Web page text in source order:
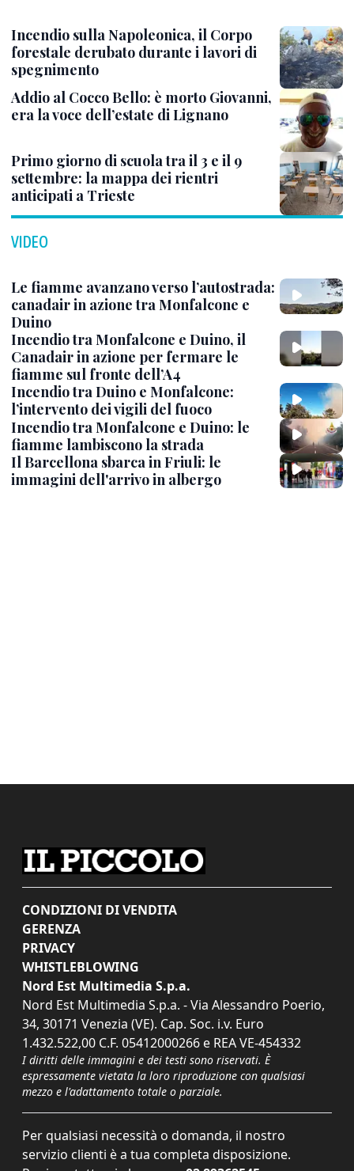
Incendio sulla Napoleonica, il Corpo
forestale derubato durante i lavori di
spegnimento
Addio al Cocco Bello: è morto Giovanni,
era la voce dell’estate di Lignano
Primo giorno di scuola tra il 3 e il 9
settembre: la mappa dei rientri
anticipati a Trieste
VIDEO
Le fiamme avanzano verso l’autostrada:
canadair in azione tra Monfalcone e
Duino
Incendio tra Monfalcone e Duino, il
Canadair in azione per fermare le
fiamme sul fronte dell’A4
Incendio tra Duino e Monfalcone:
l’intervento dei vigili del fuoco
Incendio tra Monfalcone e Duino: le
fiamme lambiscono la strada
Il Barcellona sbarca in Friuli: le
immagini dell'arrivo in albergo
CONDIZIONI DI VENDITA
GERENZA
PRIVACY
WHISTLEBLOWING
Nord Est Multimedia S.p.a.
Nord Est Multimedia S.p.a. - Via Alessandro Poerio,
34, 30171 Venezia (VE). Cap. Soc. i.v. Euro
1.432.522,00 C.F. 05412000266 e REA VE-454332
I diritti delle immagini e dei testi sono riservati. È
espressamente vietata la loro riproduzione con qualsiasi
mezzo e l'adattamento totale o parziale.
Per qualsiasi necessità o domanda, il nostro
servizio clienti è a tua completa disposizione.